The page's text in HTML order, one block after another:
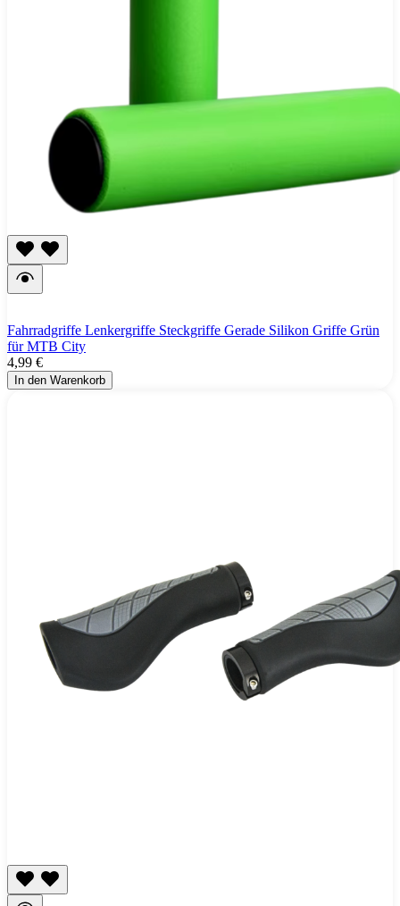
Fahrradgriffe Lenkergriffe Steckgriffe Gerade Silikon Griffe Grün
für MTB City
4,99 €
In den Warenkorb